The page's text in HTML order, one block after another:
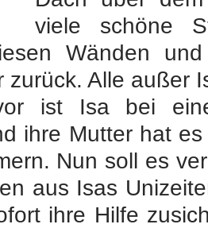
viele schöne
Wänden
zurück. Alle außer
ist Isa bei
ihre Mutter hat
Nun soll es
aus Isas
ihre Hilfe